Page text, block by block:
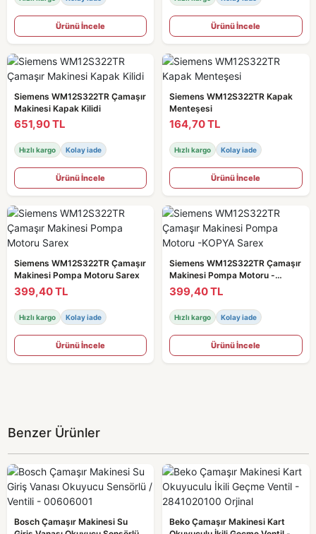
Ürünü İncele Ürünü İncele
Siemens WM12S322TR Çamaşır
Makinesi Kapak Kilidi
651,90 TL
Hızlı kargo Kolay iade
Ürünü İncele
Siemens WM12S322TR Kapak
Menteşesi
164,70 TL
Hızlı kargo Kolay iade
Ürünü İncele
Siemens WM12S322TR Çamaşır
Makinesi Pompa Motoru Sarex
399,40 TL
Hızlı kargo Kolay iade
Ürünü İncele
Siemens WM12S322TR Çamaşır
Makinesi Pompa Motoru -
KOPYA Sarex
399,40 TL
Hızlı kargo Kolay iade
Ürünü İncele
Benzer Ürünler
Bosch Çamaşır Makinesi Su
Beko Çamaşır Makinesi Kart